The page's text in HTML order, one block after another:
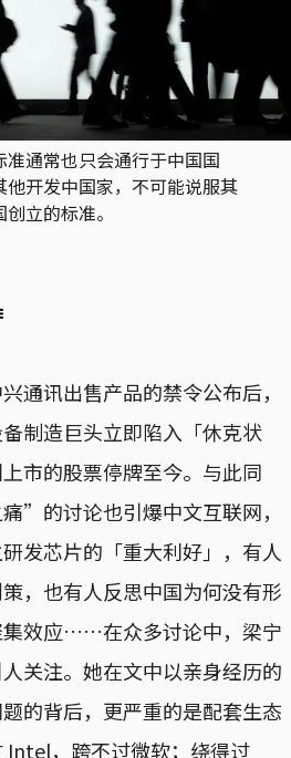
通常也只会通行于中国国
他开发中国家，不可能说服其
立的标准。
通讯出售产品的禁令公布后，
制造巨头立即陷入「休克状
市的股票停牌至今。与此同
”的讨论也引爆中文互联网，
发芯片的「重大利好」，有人
，也有人反思中国为何没有形
集效应……在众多讨论中，梁宁
关注。她在文中以亲身经历的
的背后，更严重的是配套生态
Intel，跨不过微软；绕得过